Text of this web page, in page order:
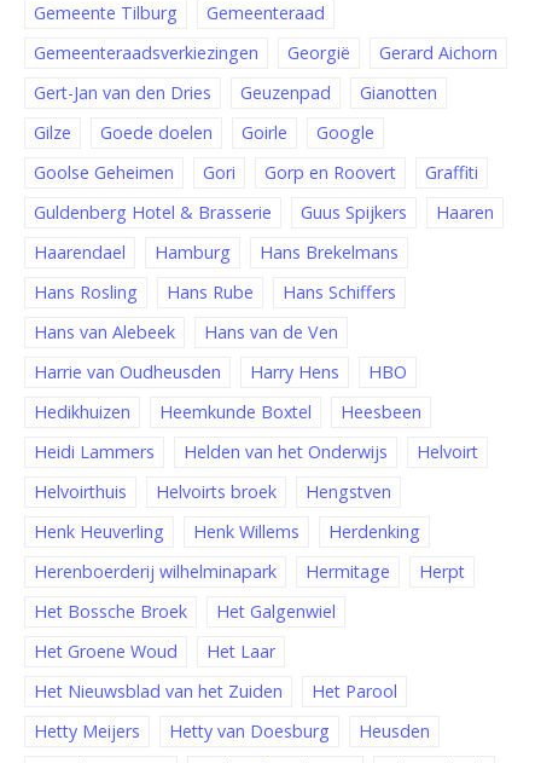
Gemeente Tilburg
Gemeenteraad
Gemeenteraadsverkiezingen
Georgië
Gerard Aichorn
Gert-Jan van den Dries
Geuzenpad
Gianotten
Gilze
Goede doelen Goirle
Google
Goolse Geheimen
Gori Gorp en Roovert
Graffiti
Guldenberg Hotel & Brasserie
Guus Spijkers
Haaren
Haarendael
Hamburg
Hans Brekelmans
Hans Rosling
Hans Rube
Hans Schiffers
Hans van Alebeek
Hans van de Ven
Harrie van Oudheusden
Harry Hens
HBO
Hedikhuizen
Heemkunde Boxtel
Heesbeen
Heidi Lammers
Helden van het Onderwijs
Helvoirt
Helvoirthuis
Helvoirts broek
Hengstven
Henk Heuverling
Henk Willems
Herdenking
Herenboerderij wilhelminapark
Hermitage
Herpt
Het Bossche Broek
Het Galgenwiel
Het Groene Woud
Het Laar
Het Nieuwsblad van het Zuiden
Het Parool
Hetty Meijers
Hetty van Doesburg
Heusden